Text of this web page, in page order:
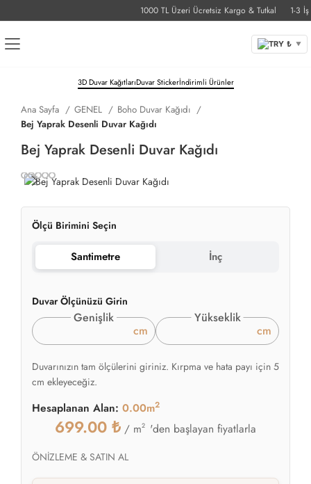
1000 TL Üzeri Ücretsiz Kargo & Tutkal 1-3 İş
TRY ₺ ▼
3D Duvar KağıtlarıDuvar Stickerİndirimli Ürünler
Ana Sayfa GENEL
Boho Duvar Kağıdı
Bej Yaprak Desenli Duvar Kağıdı
Bej Yaprak Desenli Duvar Kağıdı
Ölçü Birimini Seçin
Santimetre İnç
Duvar Ölçünüzü Girin
Genişlik
cm
Yükseklik
cm
Duvarınızın tam ölçülerini giriniz. Kırpma ve hata payı için 5
cm ekleyeceğiz.
Hesaplanan Alan: 0.00m2
699.00 ₺ / m2 'den başlayan fiyatlarla
ÖNİZLEME & SATIN AL